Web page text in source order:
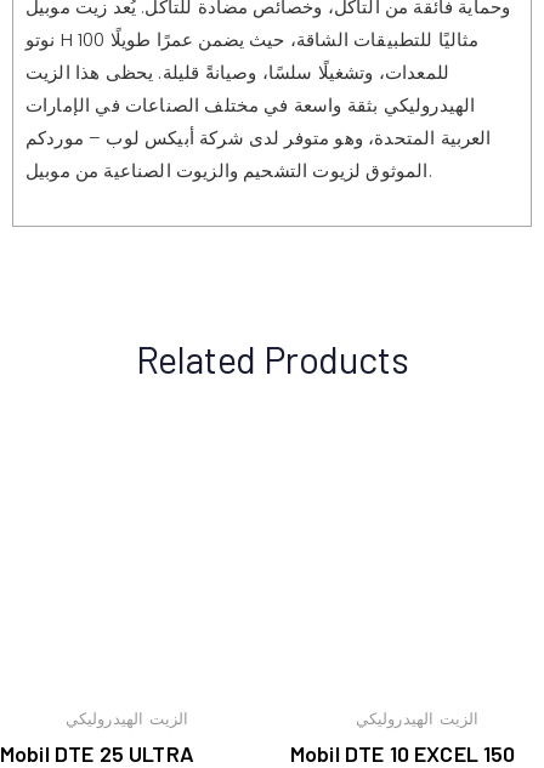
وحماية فائقة من التآكل، وخصائص مضادة للتآكل. يُعد زيت موبيل
نوتو H 100 مثاليًا للتطبيقات الشاقة، حيث يضمن عمرًا طويلًا
للمعدات، وتشغيلًا سلسًا، وصيانةً قليلة. يحظى هذا الزيت
الهيدروليكي بثقة واسعة في مختلف الصناعات في الإمارات
العربية المتحدة، وهو متوفر لدى شركة أبيكس لوب – موردكم
الموثوق لزيوت التشحيم والزيوت الصناعية من موبيل.
Related Products
الزيت الهيدروليكي
Mobil DTE 25 ULTRA
الزيت الهيدروليكي
Mobil DTE 10 EXCEL 150